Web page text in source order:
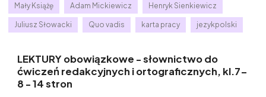
Mały Książę Adam Mickiewicz Henryk Sienkiewicz
Juliusz Słowacki Quo vadis karta pracy jezykpolski
LEKTURY obowiązkowe - słownictwo do
ćwiczeń redakcyjnych i ortograficznych, kl.7-
8 - 14 stron